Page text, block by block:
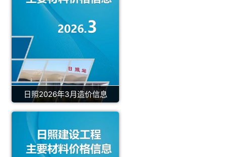
日照2026年3月造价信息